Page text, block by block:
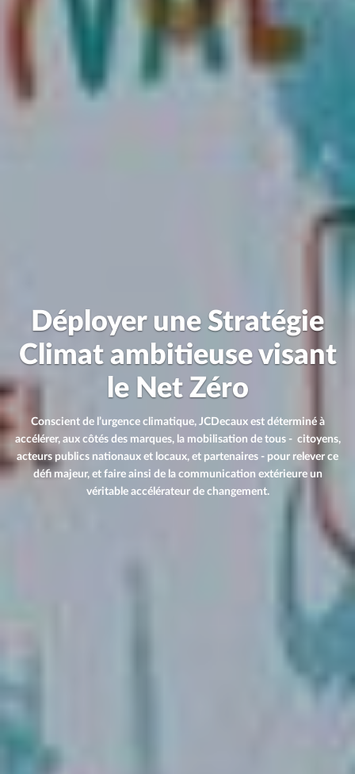
Déployer une Stratégie
Climat ambitieuse visant
le Net Zéro
Conscient de l’urgence climatique, JCDecaux est déterminé à
accélérer, aux côtés des marques, la mobilisation de tous - citoyens,
acteurs publics nationaux et locaux, et partenaires - pour relever ce
défi majeur, et faire ainsi de la communication extérieure un
véritable accélérateur de changement.